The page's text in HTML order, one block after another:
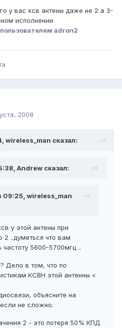
у вас ксв антены даже не 2 а 3-
исполнении
пользователем adron2
2008
wireless_man сказал:
Andrеw сказал:
wireless_man
у этой антены при
2 ..думеться что вам
5600-5700мгц ..
Дело в том, что по
КСВН этой антенны <
объясните на
не сложно.
2 - это потеря 50% КПД